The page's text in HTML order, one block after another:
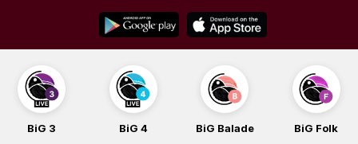
content
BiG 3 BiG 4 BiG Balade BiG Folk